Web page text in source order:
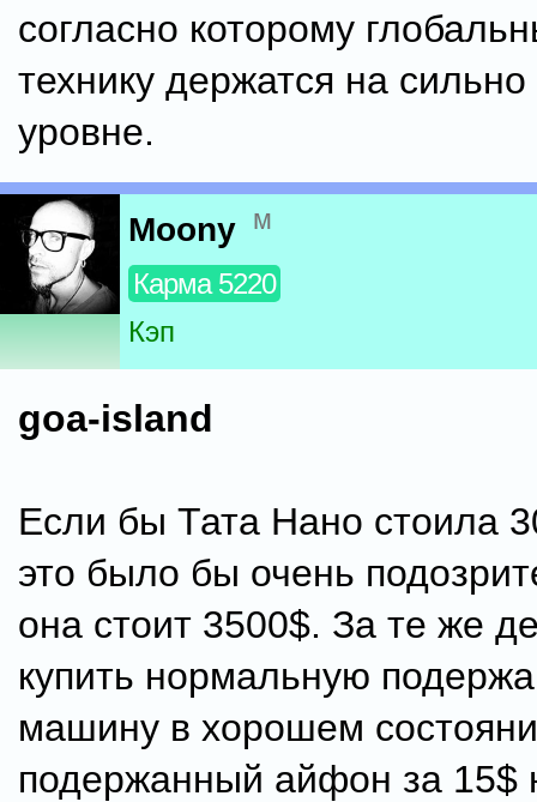
согласно которому
технику держатся на
уровне.
Moony м
Карма 5220
Кэп
goa-island
Если бы Тата Нано стоила
это было бы очень
она стоит 3500$. За те же
купить нормальную
машину в хорошем
подержанный айфон за 15$